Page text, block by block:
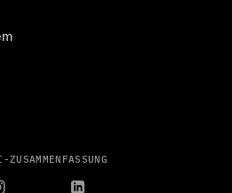
ZUSAMMENFASSUNG